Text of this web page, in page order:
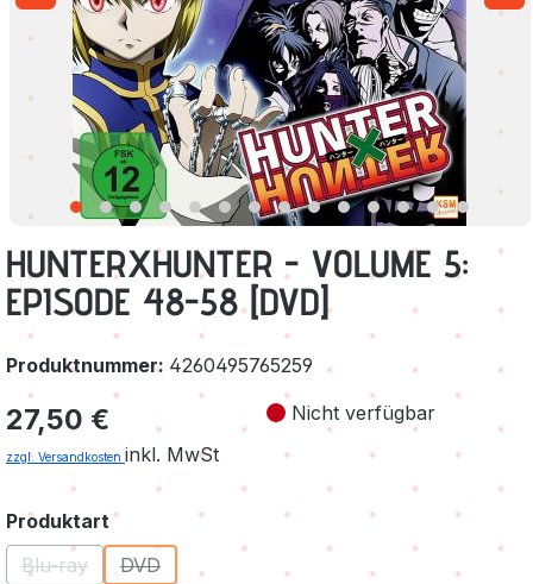
HUNTERXHUNTER - VOLUME 5:
EPISODE 48-58 [DVD]
Produktnummer: 4260495765259
Regulärer Preis:
27,50 €
zzgl. Versandkosten inkl. MwSt
Nicht verfügbar
Produktartauswählen
Blu-ray
(Diese Option ist zurzeit nicht verfügbar.)
DVD
(Diese Option ist zurzeit nicht verfügbar.)